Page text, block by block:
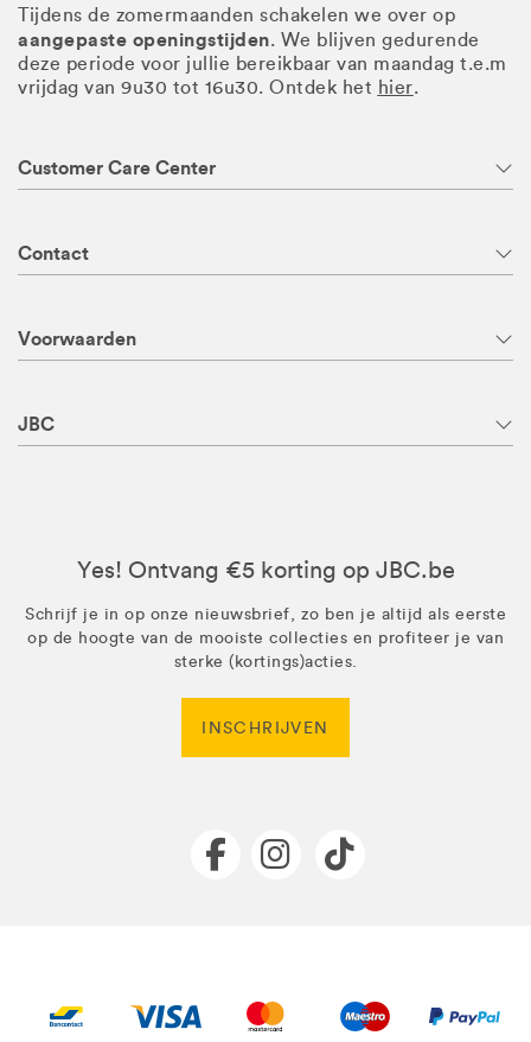
Tijdens de zomermaanden schakelen we over op
aangepaste openingstijden. We blijven gedurende
deze periode voor jullie bereikbaar van maandag t.e.m
vrijdag van 9u30 tot 16u30. Ontdek het hier.
Customer Care Center
Contact
Voorwaarden
JBC
Yes! Ontvang €5 korting op JBC.be
Schrijf je in op onze nieuwsbrief, zo ben je altijd als eerste
op de hoogte van de mooiste collecties en profiteer je van
sterke (kortings)acties.
INSCHRIJVEN